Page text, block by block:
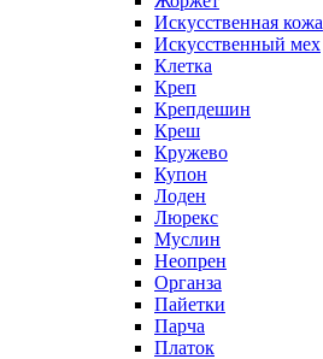
Искусственная кожа
Искусственный мех
Клетка
Креп
Крепдешин
Креш
Кружево
Купон
Лоден
Люрекс
Муслин
Неопрен
Органза
Пайетки
Парча
Платок